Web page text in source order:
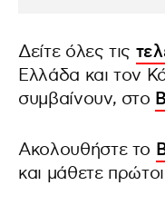
Δείτε όλες τις
Ελλάδα και τον
συμβαίνουν, στο
Ακολουθήστε το
και μάθετε